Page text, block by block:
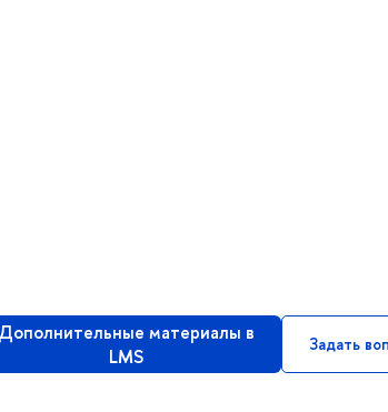
Дополнительные материалы в
LMS
Задать